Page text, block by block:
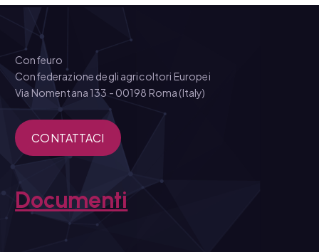
Confeuro
Confederazione degli agricoltori Europei
Via Nomentana 133 - 00198 Roma (Italy)
CONTATTACI
Documenti